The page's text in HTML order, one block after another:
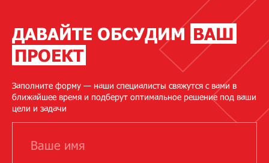
ДАВАЙТЕ ОБСУДИМ ВАШ
ПРОЕКТ
Заполните форму — наши специалисты свяжутся с вами в
ближайшее время и подберут оптимальное решение под ваши
цели и задачи